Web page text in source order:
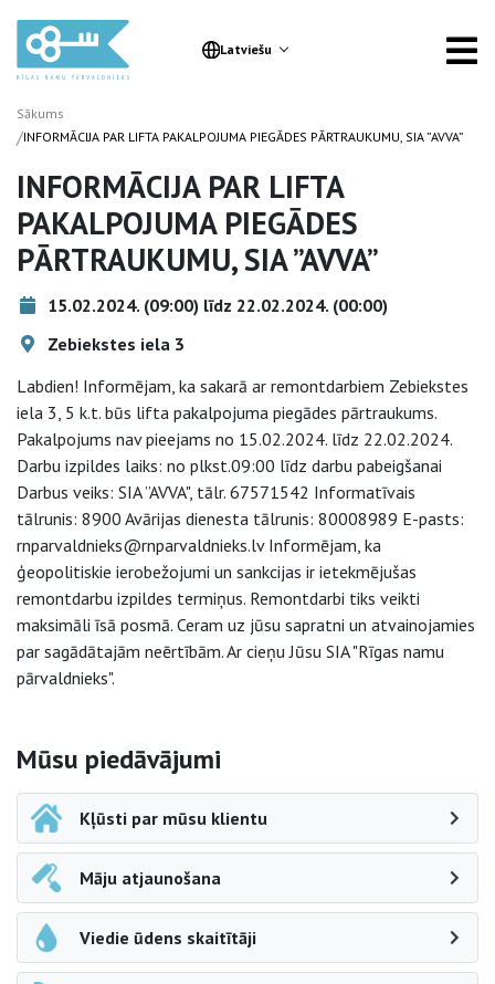
Latviešu
Sākums
/INFORMĀCIJA PAR LIFTA PAKALPOJUMA PIEGĀDES PĀRTRAUKUMU, SIA ”AVVA”
INFORMĀCIJA PAR LIFTA
PAKALPOJUMA PIEGĀDES
PĀRTRAUKUMU, SIA ”AVVA”
15.02.2024. (09:00) līdz 22.02.2024. (00:00)
Zebiekstes iela 3
Labdien! Informējam, ka sakarā ar remontdarbiem Zebiekstes
iela 3, 5 k.t. būs lifta pakalpojuma piegādes pārtraukums.
Pakalpojums nav pieejams no 15.02.2024. līdz 22.02.2024.
Darbu izpildes laiks: no plkst.09:00 līdz darbu pabeigšanai
Darbus veiks: SIA ”AVVA", tālr. 67571542 Informatīvais
tālrunis: 8900 Avārijas dienesta tālrunis: 80008989 E-pasts:
rnparvaldnieks@rnparvaldnieks.lv Informējam, ka
ģeopolitiskie ierobežojumi un sankcijas ir ietekmējušas
remontdarbu izpildes termiņus. Remontdarbi tiks veikti
maksimāli īsā posmā. Ceram uz jūsu sapratni un atvainojamies
par sagādātajām neērtībām. Ar cieņu Jūsu SIA "Rīgas namu
pārvaldnieks".
Sāna navigācija
Mūsu piedāvājumi
Kļūsti par mūsu klientu
Māju atjaunošana
Viedie ūdens skaitītāji